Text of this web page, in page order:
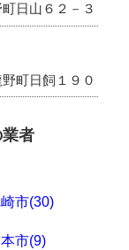
日山６２－３
町日飼１９０
者
市(30)
市(9)